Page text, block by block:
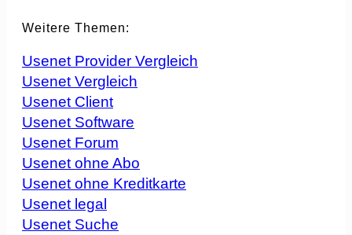
Weitere Themen:
Usenet Provider Vergleich
Usenet Vergleich
Usenet Client
Usenet Software
Usenet Forum
Usenet ohne Abo
Usenet ohne Kreditkarte
Usenet legal
Usenet Suche